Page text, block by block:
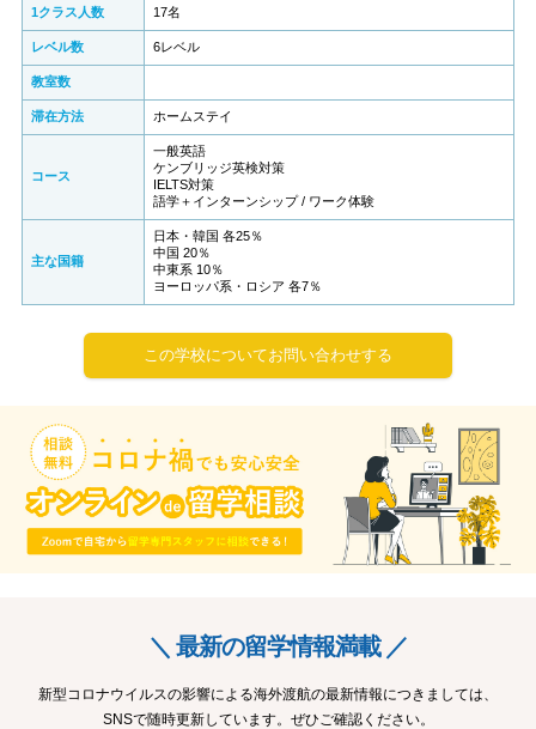
1クラス人数 17名
レベル数 6レベル
教室数
滞在方法 ホームステイ
コース
一般英語
ケンブリッジ英検対策
IELTS対策
語学＋インターンシップ / ワーク体験
主な国籍
日本・韓国 各25％
中国 20％
中東系 10％
ヨーロッパ系・ロシア 各7％
この学校についてお問い合わせする
＼ 最新の留学情報満載 ／
新型コロナウイルスの影響による海外渡航の最新情報につきましては、
SNSで随時更新しています。ぜひご確認ください。